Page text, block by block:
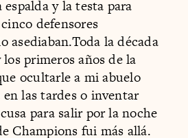
y la testa para
defensores
asediaban.Toda la década
primeros años de la
ocultarle a mi abuelo
las tardes o inventar
para salir por la noche
Champions fui más allá.